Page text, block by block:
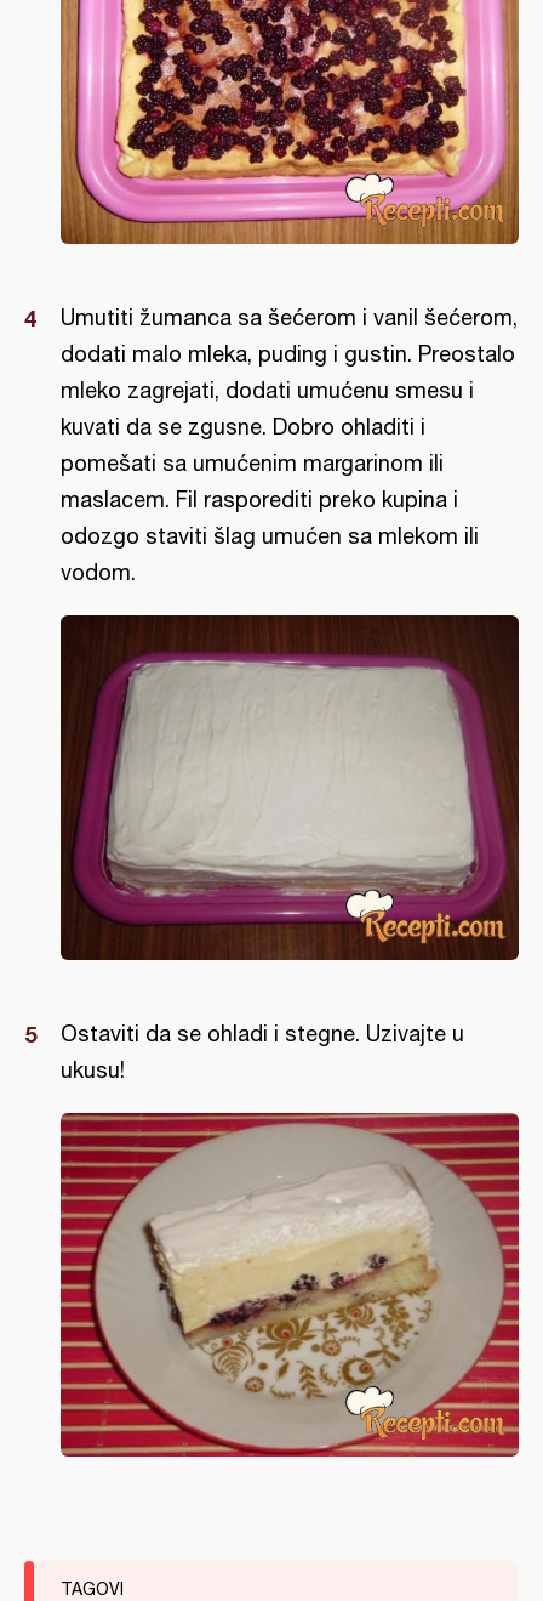
Umutiti žumanca sa šećerom i vanil šećerom,
dodati malo mleka, puding i gustin. Preostalo
mleko zagrejati, dodati umućenu smesu i
kuvati da se zgusne. Dobro ohladiti i
pomešati sa umućenim margarinom ili
maslacem. Fil rasporediti preko kupina i
odozgo staviti šlag umućen sa mlekom ili
vodom.
Ostaviti da se ohladi i stegne. Uzivajte u
ukusu!
TAGOVI